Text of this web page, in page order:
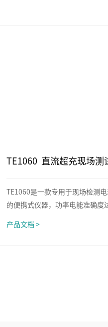
TE1060 直流超充现场测
TE1060是一款专用于现场检测
的便携式仪器，功率电能准确度
产品文档 >